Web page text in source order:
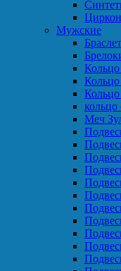
Мужские
Кольцо
кольцо
Меч